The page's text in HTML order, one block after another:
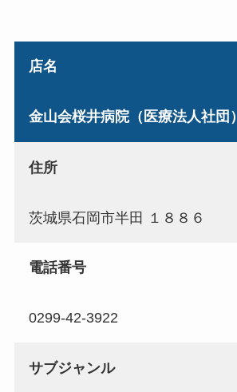
店名
金山会桜井病院（医療法人社団）
住所
茨城県石岡市半田 １８８６
電話番号
0299-42-3922
サブジャンル